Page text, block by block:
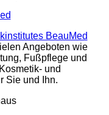
BeauMed
Angeboten wie
Fußpflege und
und
Sie und Ihn.